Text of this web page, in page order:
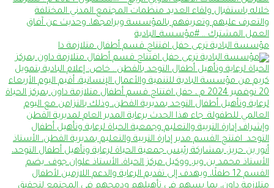
مؤسسة البادية ترعى حفل افتتاح قسم أطفال متلازمة دا